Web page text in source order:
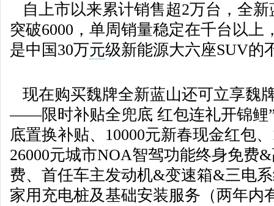
自上市以来累计销售超2万台，全
突破6000，单周销量稳定在千台以上
是中国30万元级新能源大六座SUV的
现在购买魏牌全新蓝山还可立享魏
——限时补贴全兜底 红包连礼开锦鲤
底置换补贴、10000元新春现金红包
26000元城市NOA智驾功能终身免费
费、首任车主发动机&变速箱&三电
家用充电桩及基础安装服务（两年内